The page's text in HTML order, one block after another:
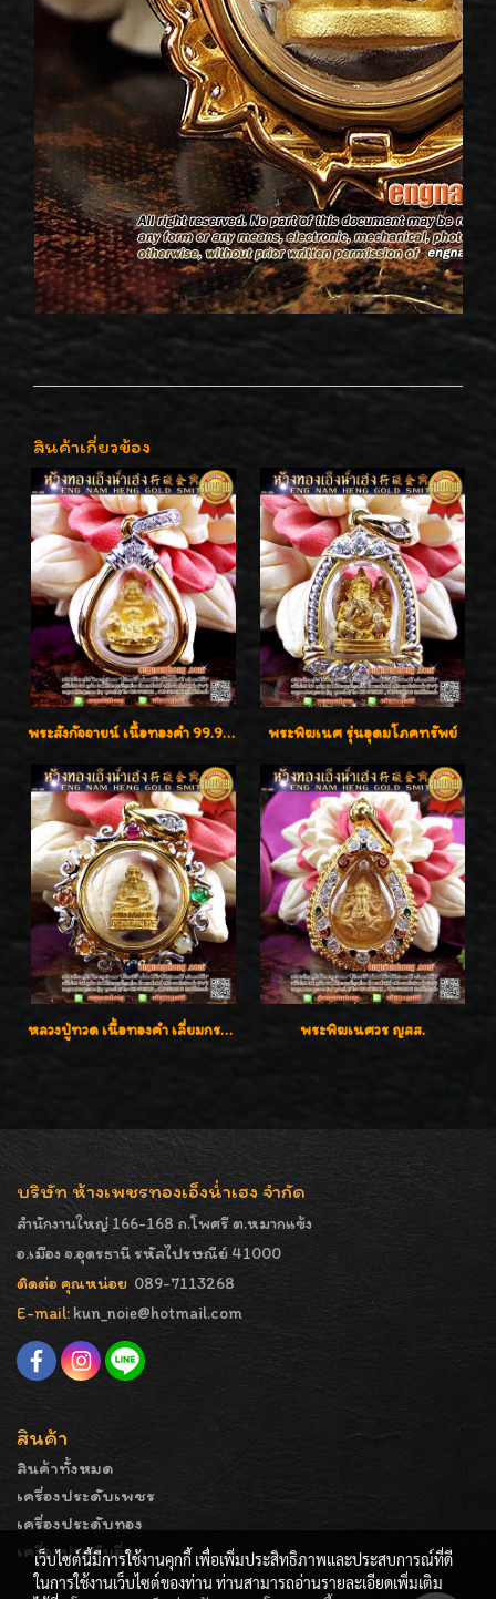
สินค้าเกี่ยวข้อง
พระสังกัจจายน์ เนื้อทองคำ 99.99% พระพิฆเนศ รุ่นอุดมโภคทรัพย์
หลวงปู่ทวด เนื้อทองคำ เลี่ยมกรอบทองคำประดับเพชรแท้และพลอยนพเก้า น่ารักมากๆค่ะ พระพิฆเนศวร ญสส.
บริษัท ห้างเพชรทองเอ็งน่ำเฮง จำกัด
สำนักงานใหญ่ 166-168 ถ.โพศรี ต.หมากแข้ง
อ.เมือง จ.อุดรธานี รหัสไปรษณีย์ 41000
ติดต่อ คุณหน่อย 089-7113268
E-mail: kun_noie@hotmail.com
สินค้า
สินค้าทั้งหมด
เครื่องประดับเพชร
เครื่องประดับทอง
เครื่องประดับอื่นๆ
เว็บไซต์นี้มีการใช้งานคุกกี้ เพื่อเพิ่มประสิทธิภาพและประสบการณ์ที่ดี
ในการใช้งานเว็บไซต์ของท่าน ท่านสามารถอ่านรายละเอียดเพิ่มเติม